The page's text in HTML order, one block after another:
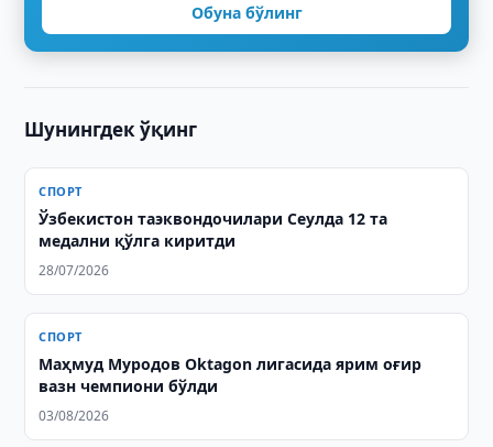
Обуна бўлинг
Шунингдек ўқинг
СПОРТ
Ўзбекистон таэквондочилари Сеулда 12 та
медални қўлга киритди
28/07/2026
СПОРТ
Маҳмуд Муродов Oktagon лигасида ярим оғир
вазн чемпиони бўлди
03/08/2026